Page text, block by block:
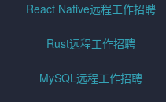
React Native远程工作招聘
Rust远程工作招聘
MySQL远程工作招聘